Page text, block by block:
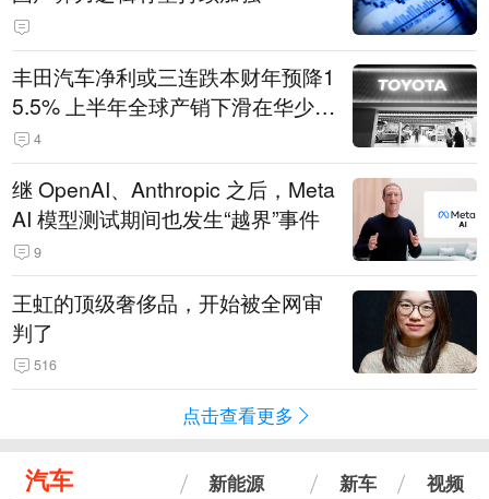
丰田汽车净利或三连跌本财年预降1
5.5% 上半年全球产销下滑在华少卖
14.3万辆
4
继 OpenAI、Anthropic 之后，Meta
AI 模型测试期间也发生“越界”事件
9
王虹的顶级奢侈品，开始被全网审
判了
516
点击查看更多
汽车 新能源 新车 视频